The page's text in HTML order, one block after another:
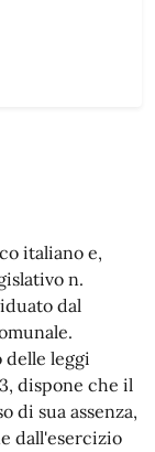
italiano e,
n.
dal
delle leggi
dispone che il
di sua assenza,
dall'esercizio